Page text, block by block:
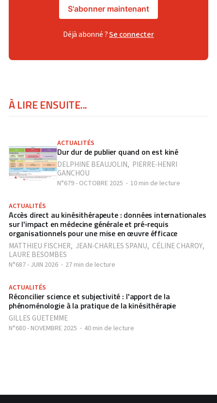
S'abonner maintenant
Déjà abonné ?Se connecter
À LIRE ENSUITE...
ACTUALITÉS
Dur dur de publier quand on est kiné
DELPHINE BEAUJOLIN, PIERRE-HENRI
GANCHOU
N°679 - OCTOBRE 2025 10 min de lecture
ACTUALITÉS
Accès direct au kinésithérapeute : données internationales
sur l'impact en médecine générale et pré-requis
organisationnels pour une mise en œuvre éfficace
MATTHIEU FISCHER, JEAN-CHARLES SPANU, CÉLINE CHAROY,
LAURE BESOMBES
N°687 - JUIN 2026 27 min de lecture
ACTUALITÉS
Réconcilier science et subjectivité : l'apport de la
phénoménologie à la pratique de la kinésithérapie
GILLES GUETEMME
N°680 - NOVEMBRE 2025 40 min de lecture